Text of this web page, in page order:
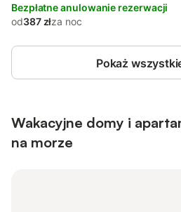
Bezpłatne anulowanie rezerwacji
od387 złza noc
Pokaż
Wakacyjne domy i
na morze